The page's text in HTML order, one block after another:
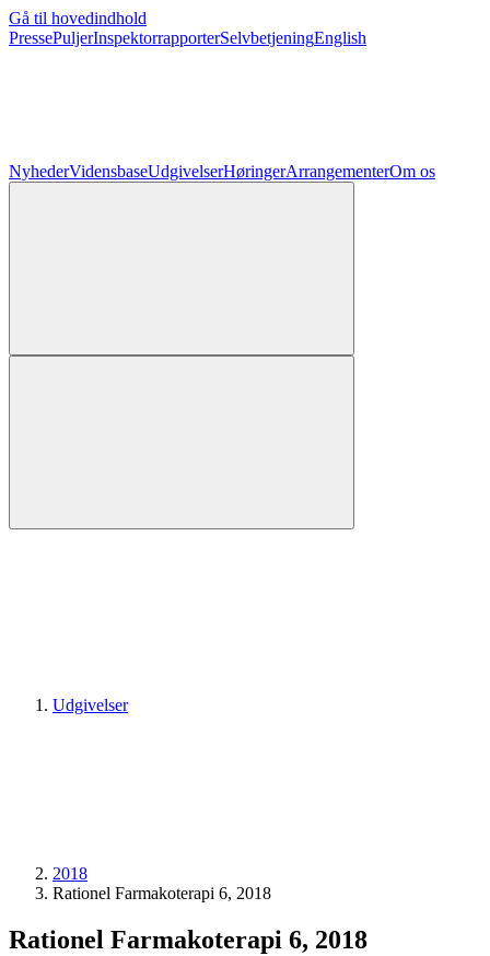
Gå til hovedindhold
PressePuljerInspektorrapporterSelvbetjeningEnglish
NyhederVidensbaseUdgivelserHøringerArrangementerOm os
Udgivelser
2018
Rationel Farmakoterapi 6, 2018
Rationel Farmakoterapi 6, 2018